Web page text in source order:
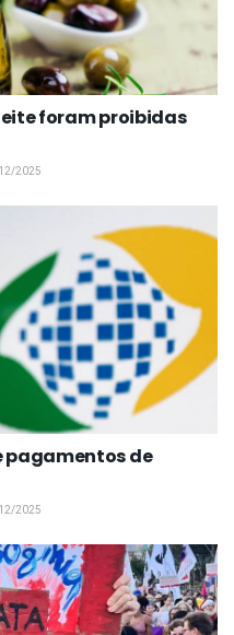
foram proibidas
2025
pagamentos de
2025